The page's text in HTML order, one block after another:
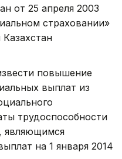
от 25 апреля 2003
страховании»
повышение
выплат из
трудоспособности
являющимся
на 1 января 2014